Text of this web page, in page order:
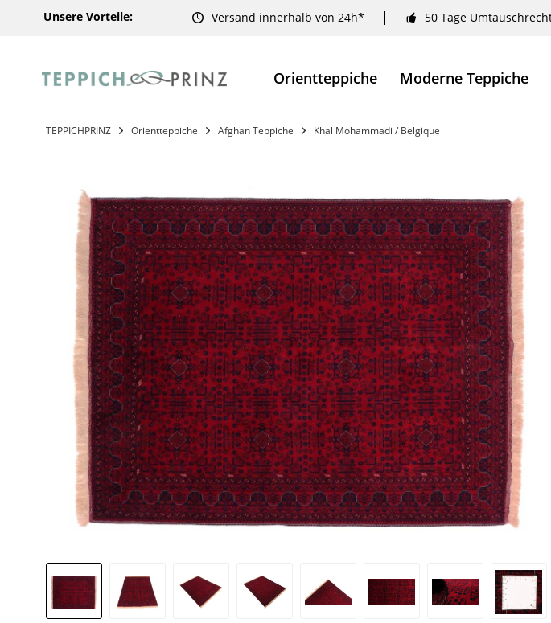
Unsere Vorteile: Versand innerhalb von 24h* 50 Tage
Orientteppiche Moderne Teppiche
TEPPICHPRINZ Orientteppiche Afghan Teppiche Khal Mohammadi / Belgique